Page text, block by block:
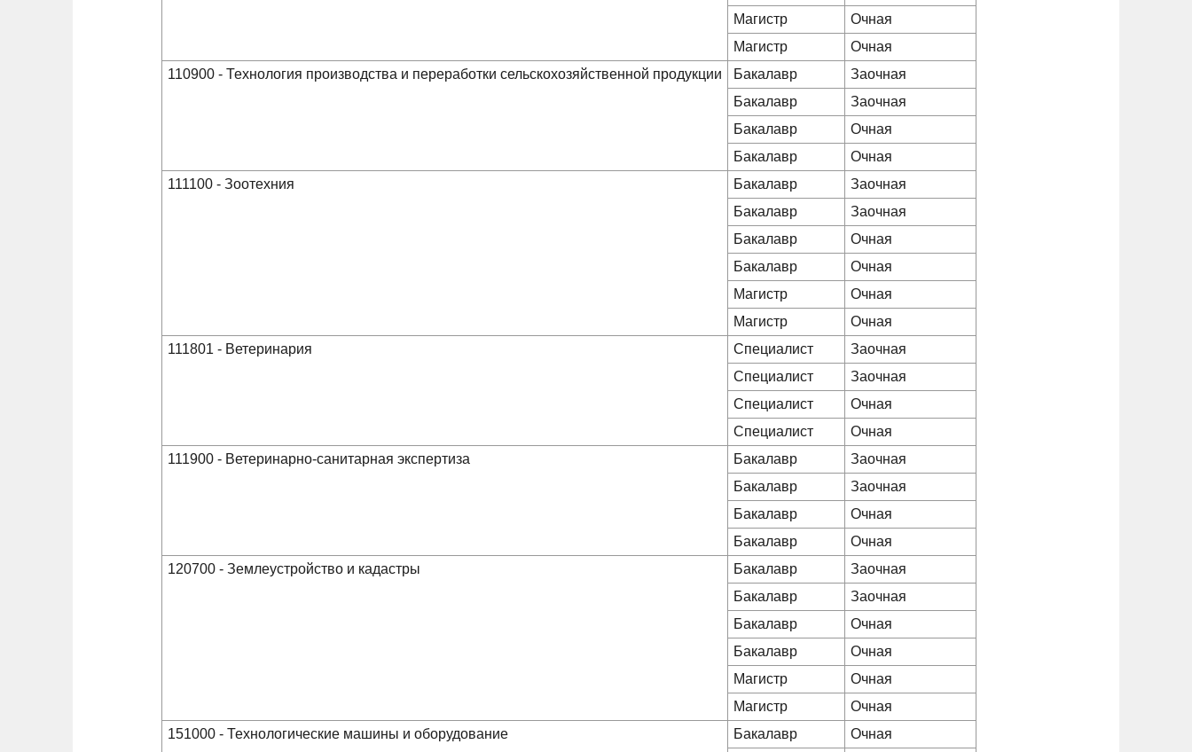
Магистр
Очная
Магистр
Очная
110900 - Технология производства и переработки сельскохозяйственной продукции
Бакалавр
Заочная
Бакалавр
Заочная
Бакалавр
Очная
Бакалавр
Очная
111100 - Зоотехния
Бакалавр
Заочная
Бакалавр
Заочная
Бакалавр
Очная
Бакалавр
Очная
Магистр
Очная
Магистр
Очная
111801 - Ветеринария
Специалист
Заочная
Специалист
Заочная
Специалист
Очная
Специалист
Очная
111900 - Ветеринарно-санитарная экспертиза
Бакалавр
Заочная
Бакалавр
Заочная
Бакалавр
Очная
Бакалавр
Очная
120700 - Землеустройство и кадастры
Бакалавр
Заочная
Бакалавр
Заочная
Бакалавр
Очная
Бакалавр
Очная
Магистр
Очная
Магистр
Очная
151000 - Технологические машины и оборудование
Бакалавр Очная